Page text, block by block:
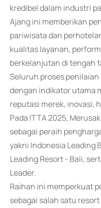
kredibel dalam industri
Ajang ini memberikan
pariwisata dan
kualitas layanan,
berkelanjutan di tengah
Seluruh proses
dengan indikator utama
reputasi merek, inovasi,
Pada ITTA 2025,
sebagai peraih
yakni Indonesia Leading
Leading Resort - Bali,
Leader.
Raihan ini memperkuat
sebagai salah satu